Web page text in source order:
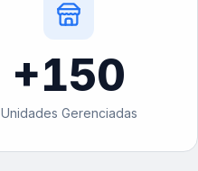
+150
Unidades Gerenciadas